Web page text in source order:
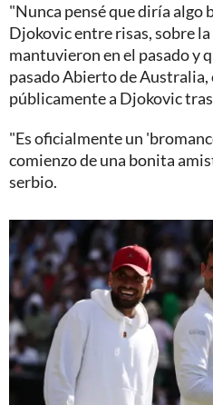
"Nunca pensé que diría algo
Djokovic entre risas, sobre
mantuvieron en el pasado y
pasado Abierto de
públicamente a Djokovic
"Es oficialmente un
comienzo de una bonita
serbio.